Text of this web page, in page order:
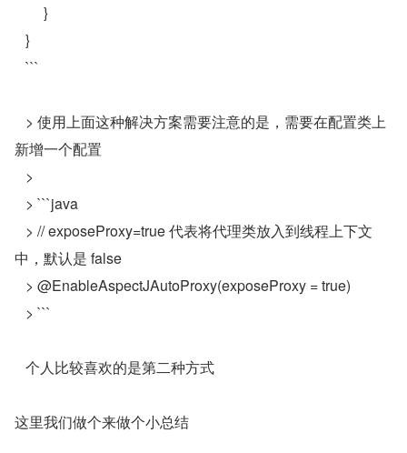
   	}
   }
   ```
新增一个配置
   >
   > ```java
中，默认是 false
   > @EnableAspectJAutoProxy(exposeProxy = true)
   > ```
   个人比较喜欢的是第二种方式
这里我们做个来做个小总结